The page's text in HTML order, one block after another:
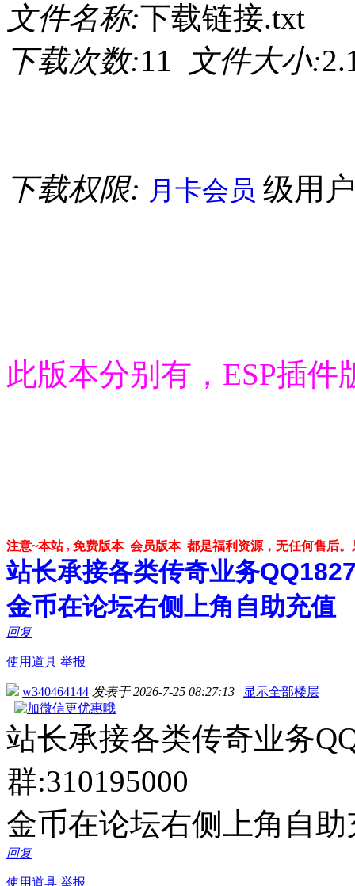
文件名称:下载链接.txt
下载次数:11 文件大小:
下载权限: 月卡会员 级用
此版本分别有，ESP插
注意~本站 , 免费版本 会员版本 都是福利资源，无任何售后
站长承接各类传奇业务
金币在论坛右侧上角自助充值
回复
使用道具 举报
w340464144 发表于 2026-7-25 08:27:13 | 显示全部楼层
站长承接各类传奇业务
群:310195000
金币在论坛右侧上角自助
回复
使用道具 举报